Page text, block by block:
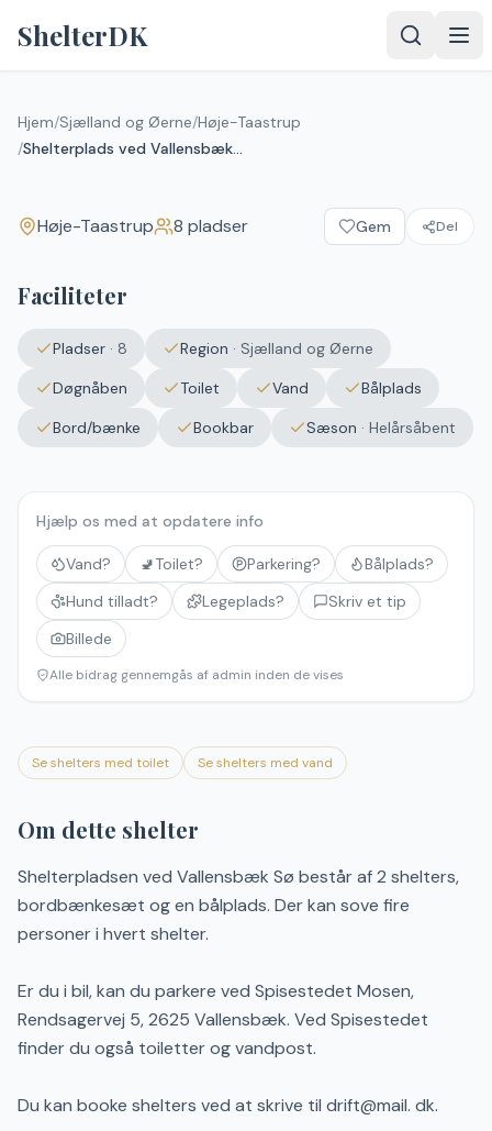
ShelterDK
Hjem/Sjælland og Øerne/Høje-Taastrup
/
Shelterplads ved Vallensbæk Sø
Shelterplads ved Vallensbæk Sø
Høje-Taastrup
Høje-Taastrup 8 pladser Gem Del
Faciliteter
Pladser · 8 Region · Sjælland og Øerne
Døgnåben
Toilet Vand
Bålplads
Bord/bænke
Bookbar Sæson · Helårsåbent
Hjælp os med at opdatere info
Vand? 🚽Toilet? Parkering?
Bålplads?
Hund tilladt?
Legeplads?
Skriv et tip
Billede
Alle bidrag gennemgås af admin inden de vises
Se shelters med toilet Se shelters med vand
Om dette shelter
Shelterpladsen ved Vallensbæk Sø består af 2 shelters,
bordbænkesæt og en bålplads. Der kan sove fire
personer i hvert shelter.
Er du i bil, kan du parkere ved Spisestedet Mosen,
Rendsagervej 5, 2625 Vallensbæk. Ved Spisestedet
finder du også toiletter og vandpost.
Du kan booke shelters ved at skrive til drift@mail. dk.